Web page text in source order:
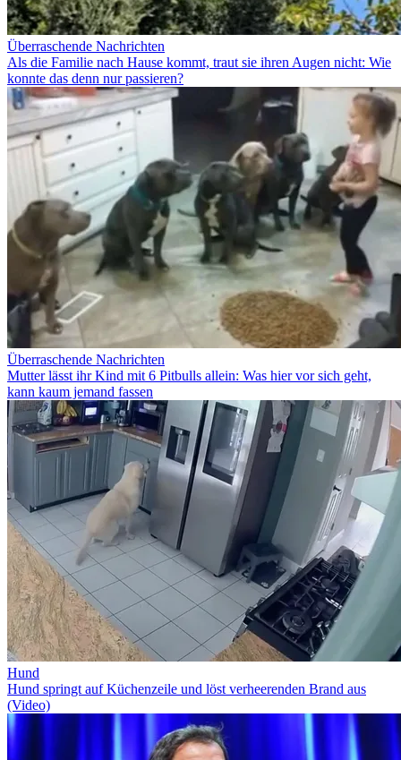
Überraschende Nachrichten
Als die Familie nach Hause kommt, traut sie ihren Augen nicht: Wie
konnte das denn nur passieren?
Überraschende Nachrichten
Mutter lässt ihr Kind mit 6 Pitbulls allein: Was hier vor sich geht,
kann kaum jemand fassen
Hund
Hund springt auf Küchenzeile und löst verheerenden Brand aus
(Video)